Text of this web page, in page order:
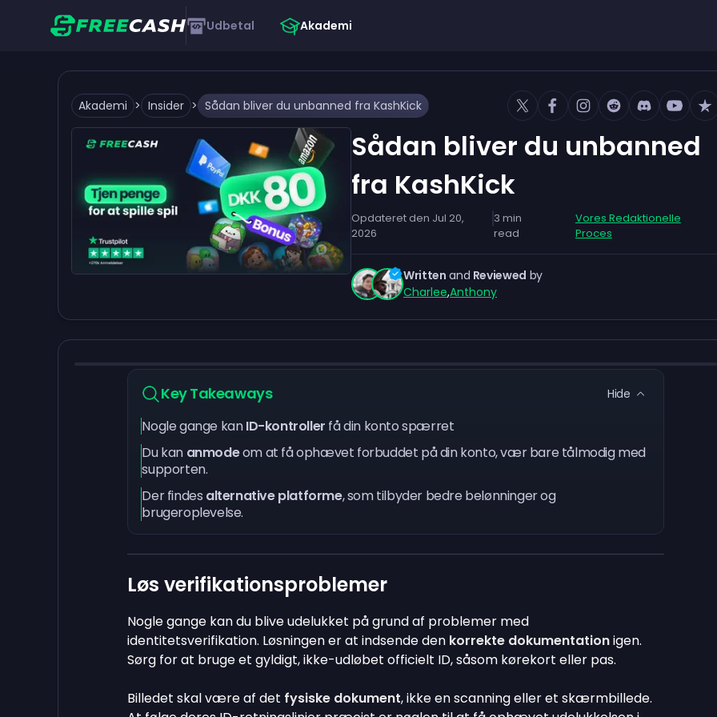
Udbetal Akademi
Akademi > Insider > Sådan bliver du unbanned fra KashKick
Sådan bliver du unbanned
fra KashKick
Opdateret den Jul 20,
2026
3 min
read
Vores Redaktionelle
Proces
Written and Reviewed by
Charlee,Anthony
Key Takeaways Hide
Nogle gange kanID-kontroller få din konto spærret
Du kan anmodeom at få ophævet forbuddet på din konto, vær bare tålmodig med
supporten.
Der findes alternative platforme, som tilbyder bedre belønninger og
brugeroplevelse.
Løs verifikationsproblemer
Nogle gange kan du blive udelukket på grund af problemer med
identitetsverifikation. Løsningen er at indsende den korrekte dokumentationigen.
Sørg for at bruge et gyldigt, ikke-udløbet officielt ID, såsom kørekort eller pas.
Billedet skal være af det fysiske dokument, ikke en scanning eller et skærmbillede.